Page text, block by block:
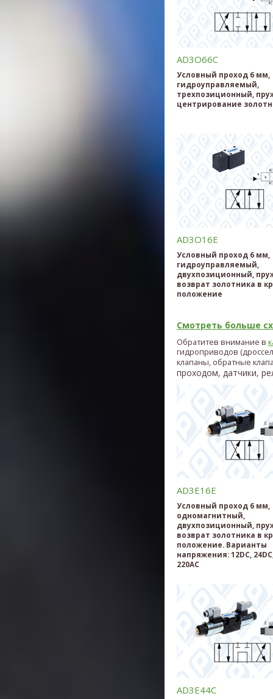
AD3O66C
Условный проход 6 мм,
гидроуправляемый,
трехпозиционный,
центрирование
AD3O16E
Условный проход 6 мм,
гидроуправляемый,
двухпозиционный,
возврат золотника в
положение
Смотреть больше
Обратитев внимание в
гидроприводов
клапаны, обратные
проходом, датчики,
AD3E16E
Условный проход 6 мм,
одномагнитный,
двухпозиционный,
возврат золотника в
положение. Варианты
напряжения: 12DC,
220AC
AD3E44C